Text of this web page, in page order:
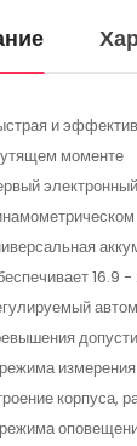
и
моменте
16.9
корпуса,